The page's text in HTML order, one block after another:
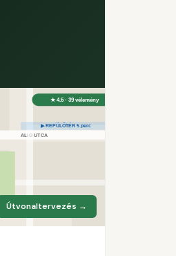
Útvonaltervezés →